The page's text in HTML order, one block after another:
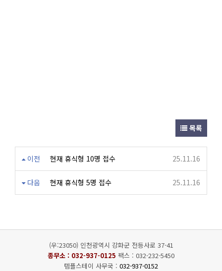
목록
이전 현재 휴식형 10명 접수 25.11.16
다음 현재 휴식형 5명 접수 25.11.16
(우:23050) 인천광역시 강화군 전등사로 37-41
종무소 : 032-937-0125 팩스 : 032-232-5450
템플스테이 사무국 : 032-937-0152